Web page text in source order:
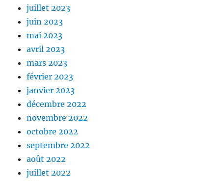
juillet 2023
juin 2023
mai 2023
avril 2023
mars 2023
février 2023
janvier 2023
décembre 2022
novembre 2022
octobre 2022
septembre 2022
août 2022
juillet 2022